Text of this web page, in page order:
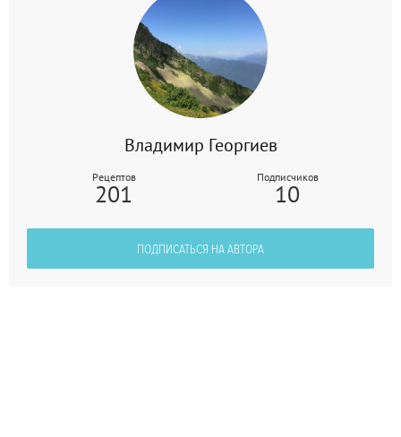
Владимир Георгиев
Рецептов
201
Подписчиков
10
ПОДПИСАТЬСЯ НА АВТОРА